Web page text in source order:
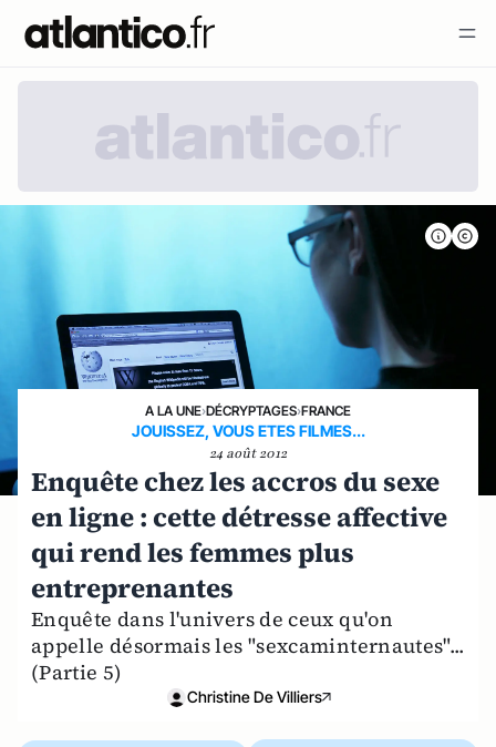
A LA UNE›DÉCRYPTAGES›FRANCE
JOUISSEZ, VOUS ETES FILMES...
24 août 2012
Enquête chez les accros du sexe
en ligne : cette détresse affective
qui rend les femmes plus
entreprenantes
Enquête dans l'univers de ceux qu'on
appelle désormais les "sexcaminternautes"...
(Partie 5)
Christine De Villiers